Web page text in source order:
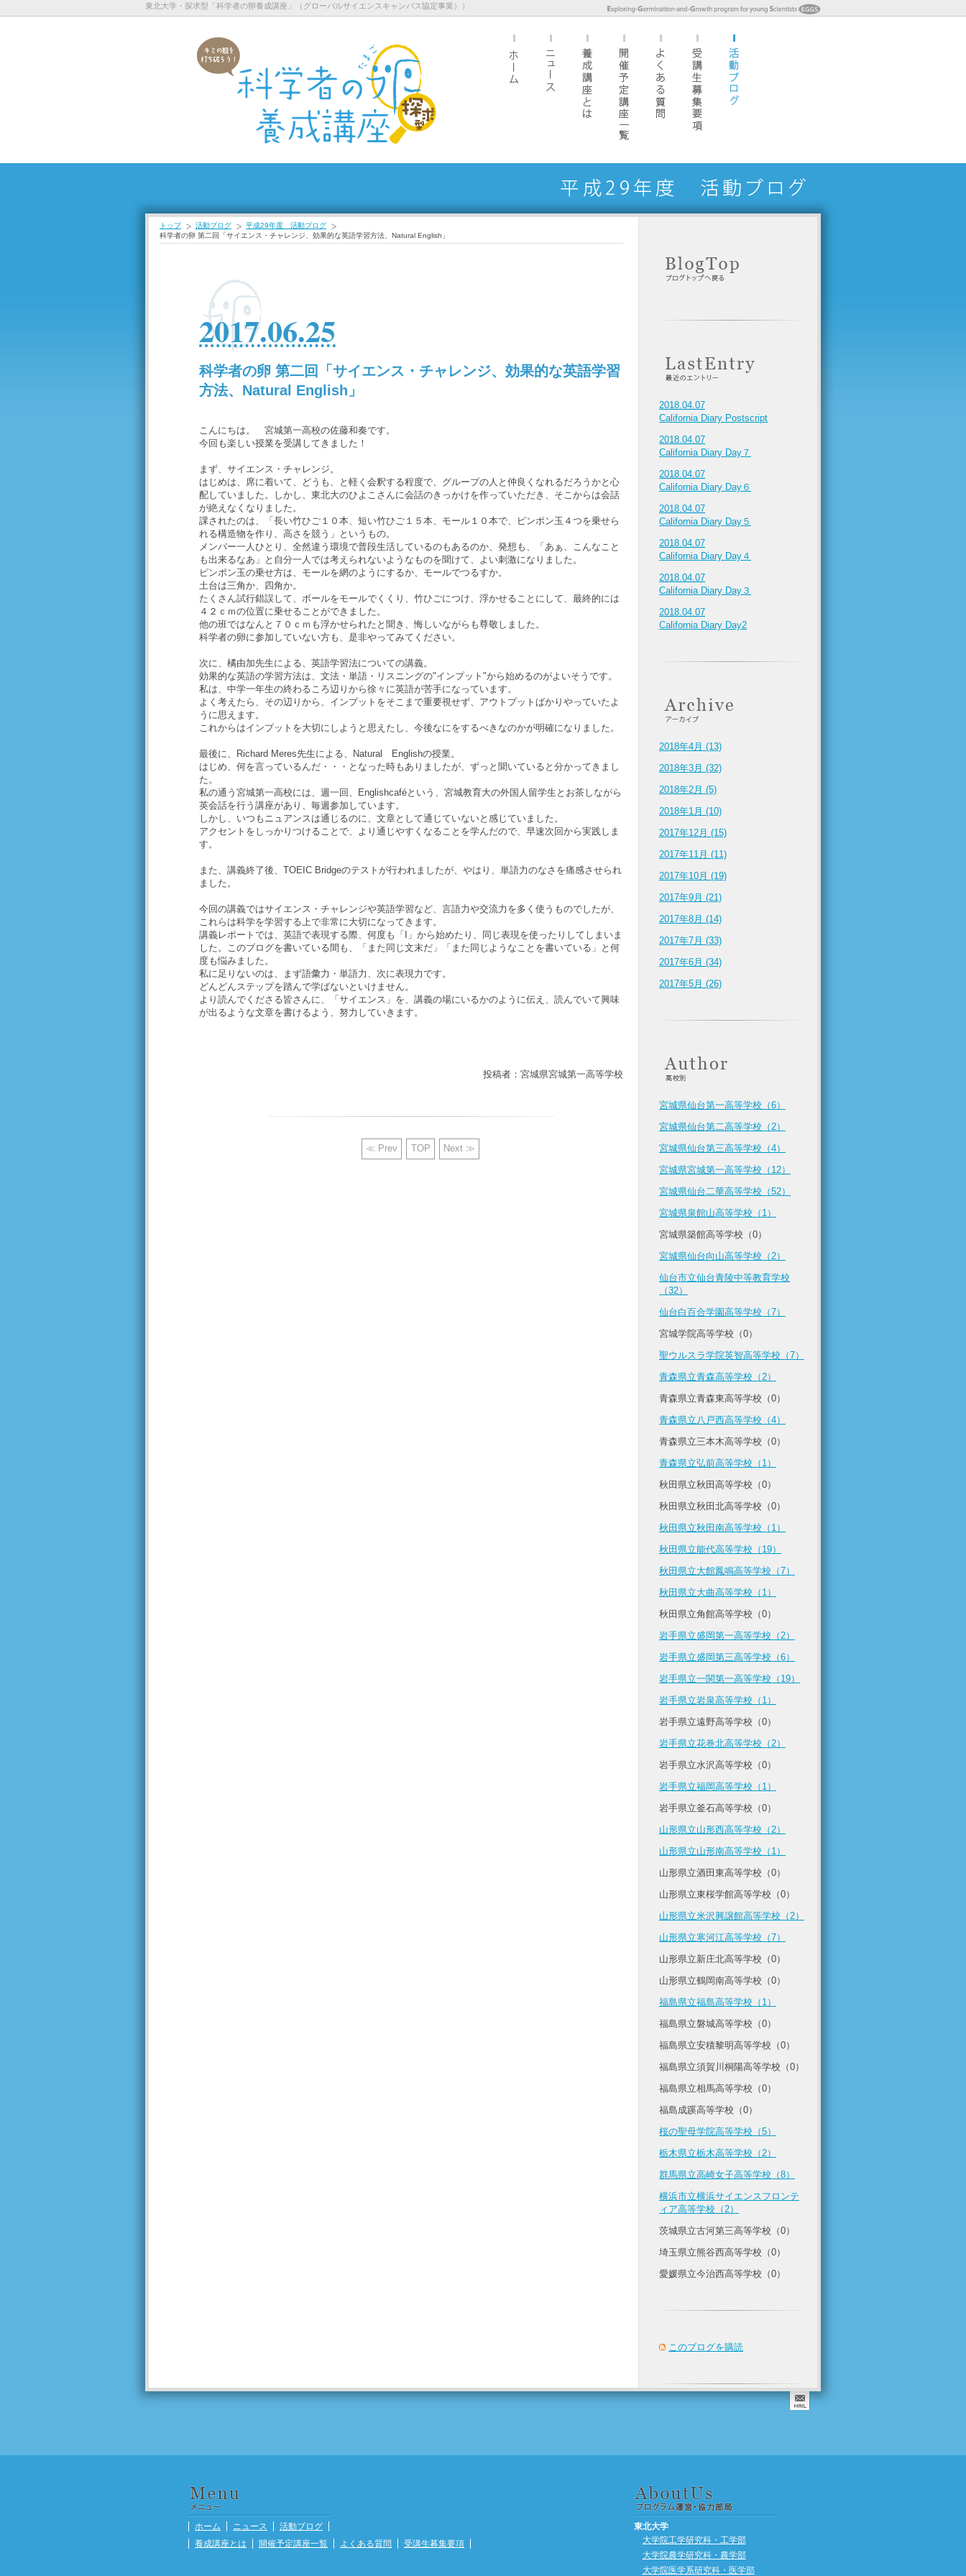
東北大学・探求型「科学者の卵養成講座」（グローバルサイエンスキャンパス協定事業））
トップ 活動ブログ
平成29年度 活動ブログ
科学者の卵 第二回「サイエンス・チャレンジ、効果的な英語学習方法、Natural English」
2017.06.25
科学者の卵 第二回「サイエンス・チャレンジ、効果的な英語学習
方法、Natural English」
こんにちは。 宮城第一高校の佐藤和奏です。
今回も楽しい授業を受講してきました！
まず、サイエンス・チャレンジ。
はじめは、席に着いて、どうも、と軽く会釈する程度で、グループの人と仲良くなれるだろうかと心
配していました。しかし、東北大のひよこさんに会話のきっかけを作っていただき、そこからは会話
が絶えなくなりました。
課されたのは、「長い竹ひご１０本、短い竹ひご１５本、モール１０本で、ピンポン玉４つを乗せら
れる構造物を作り、高さを競う」というもの。
メンバー一人ひとり、全然違う環境で普段生活しているのもあるのか、発想も、「あぁ、こんなこと
も出来るなあ」と自分一人では考えられないようなものを聞けて、よい刺激になりました。
ピンポン玉の乗せ方は、モールを網のようにするか、モールでつるすか。
土台は三角か、四角か。
たくさん試行錯誤して、ボールをモールでくくり、竹ひごにつけ、浮かせることにして、最終的には
４２ｃｍの位置に乗せることができました。
他の班ではなんと７０ｃｍも浮かせられたと聞き、悔しいながらも尊敬しました。
科学者の卵に参加していない方も、是非やってみてください。
次に、橘由加先生による、英語学習法についての講義。
効果的な英語の学習方法は、文法・単語・リスニングの"インプット"から始めるのがよいそうです。
私は、中学一年生の終わるころ辺りから徐々に英語が苦手になっています。
よく考えたら、その辺りから、インプットをそこまで重要視せず、アウトプットばかりやっていたよ
うに思えます。
これからはインプットを大切にしようと思えたし、今後なにをするべきなのかが明確になりました。
最後に、Richard Meres先生による、Natural Englishの授業。
はじめ、何を言っているんだ・・・となった時もありましたが、ずっと聞いていると分かってきまし
た。
私の通う宮城第一高校には、週一回、Englishcaféという、宮城教育大の外国人留学生とお茶しながら
英会話を行う講座があり、毎週参加しています。
しかし、いつもニュアンスは通じるのに、文章として通じていないと感じていました。
アクセントをしっかりつけることで、より通じやすくなることを学んだので、早速次回から実践しま
す。
また、講義終了後、TOEIC Bridgeのテストが行われましたが、やはり、単語力のなさを痛感させられ
ました。
今回の講義ではサイエンス・チャレンジや英語学習など、言語力や交流力を多く使うものでしたが、
これらは科学を学習する上で非常に大切になってきます。
講義レポートでは、英語で表現する際、何度も「I」から始めたり、同じ表現を使ったりしてしまいま
した。このブログを書いている間も、「また同じ文末だ」「また同じようなことを書いている」と何
度も悩みました。
私に足りないのは、まず語彙力・単語力、次に表現力です。
どんどんステップを踏んで学ばないといけません。
より読んでくださる皆さんに、「サイエンス」を、講義の場にいるかのように伝え、読んでいて興味
が出るような文章を書けるよう、努力していきます。
投稿者：宮城県宮城第一高等学校
≪ Prev TOP Next ≫
2018.04.07
California Diary Postscript
2018.04.07
California Diary Day７
2018.04.07
California Diary Day６
2018.04.07
California Diary Day５
2018.04.07
California Diary Day４
2018.04.07
California Diary Day３
2018.04.07
California Diary Day2
2018年4月 (13)
2018年3月 (32)
2018年2月 (5)
2018年1月 (10)
2017年12月 (15)
2017年11月 (11)
2017年10月 (19)
2017年9月 (21)
2017年8月 (14)
2017年7月 (33)
2017年6月 (34)
2017年5月 (26)
宮城県仙台第一高等学校（6）
宮城県仙台第二高等学校（2）
宮城県仙台第三高等学校（4）
宮城県宮城第一高等学校（12）
宮城県仙台二華高等学校（52）
宮城県泉館山高等学校（1）
宮城県築館高等学校（0）
宮城県仙台向山高等学校（2）
仙台市立仙台青陵中等教育学校
（32）
仙台白百合学園高等学校（7）
宮城学院高等学校（0）
聖ウルスラ学院英智高等学校（7）
青森県立青森高等学校（2）
青森県立青森東高等学校（0）
青森県立八戸西高等学校（4）
青森県立三本木高等学校（0）
青森県立弘前高等学校（1）
秋田県立秋田高等学校（0）
秋田県立秋田北高等学校（0）
秋田県立秋田南高等学校（1）
秋田県立能代高等学校（19）
秋田県立大館鳳鳴高等学校（7）
秋田県立大曲高等学校（1）
秋田県立角館高等学校（0）
岩手県立盛岡第一高等学校（2）
岩手県立盛岡第三高等学校（6）
岩手県立一関第一高等学校（19）
岩手県立岩泉高等学校（1）
岩手県立遠野高等学校（0）
岩手県立花巻北高等学校（2）
岩手県立水沢高等学校（0）
岩手県立福岡高等学校（1）
岩手県立釜石高等学校（0）
山形県立山形西高等学校（2）
山形県立山形南高等学校（1）
山形県立酒田東高等学校（0）
山形県立東桜学館高等学校（0）
山形県立米沢興譲館高等学校（2）
山形県立寒河江高等学校（7）
山形県立新庄北高等学校（0）
山形県立鶴岡南高等学校（0）
福島県立福島高等学校（1）
福島県立磐城高等学校（0）
福島県立安積黎明高等学校（0）
福島県立須賀川桐陽高等学校（0）
福島県立相馬高等学校（0）
福島成蹊高等学校（0）
桜の聖母学院高等学校（5）
栃木県立栃木高等学校（2）
群馬県立高崎女子高等学校（8）
横浜市立横浜サイエンスフロンテ
ィア高等学校（2）
茨城県立古河第三高等学校（0）
埼玉県立熊谷西高等学校（0）
愛媛県立今治西高等学校（0）
このブログを購読
ホーム ニュース
活動ブログ
養成講座とは
開催予定講座一覧 よくある質問 受講生募集要項
東北大学
大学院工学研究科・工学部
大学院農学研究科・農学部
大学院医学系研究科・医学部